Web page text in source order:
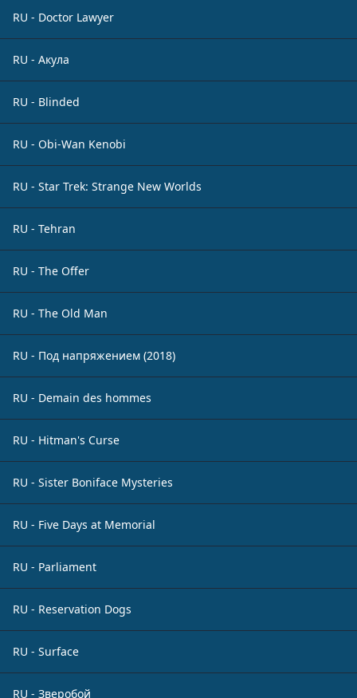
RU - Doctor Lawyer
RU - Акула
RU - Blinded
RU - Obi-Wan Kenobi
RU - Star Trek: Strange New Worlds
RU - Tehran
RU - The Offer
RU - The Old Man
RU - Под напряжением (2018)
RU - Demain des hommes
RU - Hitman's Curse
RU - Sister Boniface Mysteries
RU - Five Days at Memorial
RU - Parliament
RU - Reservation Dogs
RU - Surface
RU - Зверобой